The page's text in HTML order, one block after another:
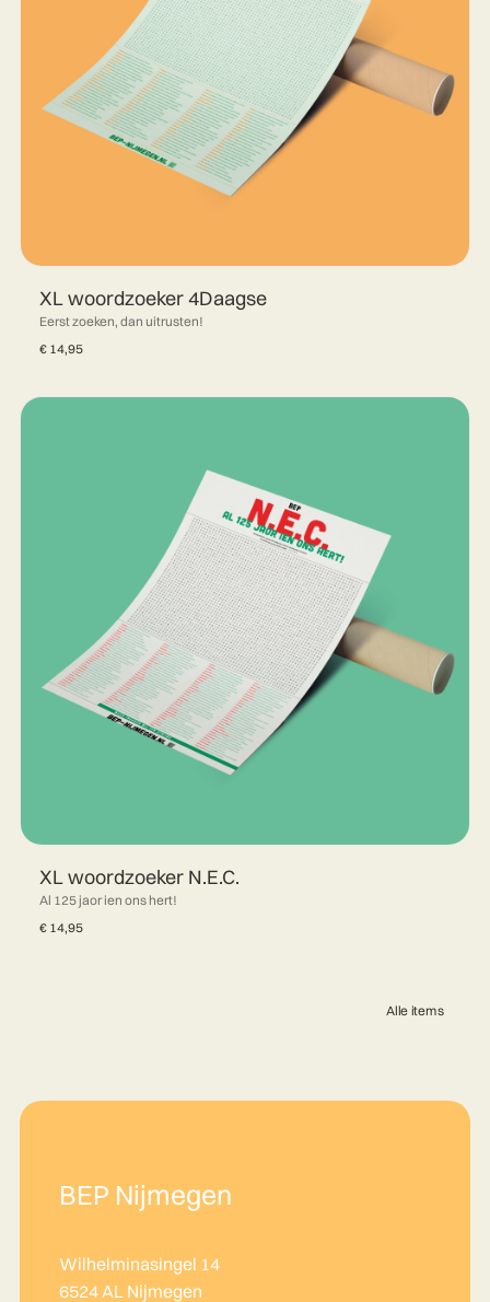
XL woordzoeker 4Daagse
Eerst zoeken, dan uitrusten!
€ 14,95
XL woordzoeker N.E.C.
Al 125 jaor ien ons hert!
€ 14,95
Alle items
BEP Nijmegen
Wilhelminasingel 14
6524 AL Nijmegen